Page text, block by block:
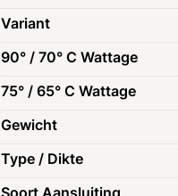
Variant
90° / 70° C Wattage
75° / 65° C Wattage
Gewicht
Type / Dikte